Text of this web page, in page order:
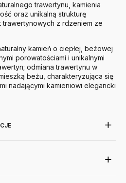
trawertynu, kamienia
oraz unikalną strukturę
trawertynowych z rdzeniem ze
kamień o ciepłej, beżowej
porowatościami i unikalnymi
odmiana trawertynu w
beżu, charakteryzująca się
nadającymi kamieniowi elegancki